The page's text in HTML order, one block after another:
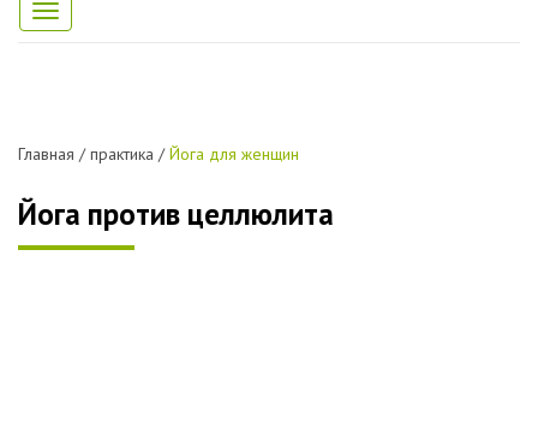
Toggle
navigation
Главная /практика /Йога для женщин
Йога против целлюлита